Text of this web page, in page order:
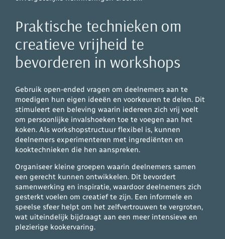
Praktische technieken om
creatieve vrijheid te
bevorderen in workshops
Gebruik open-ended vragen om deelnemers aan te
moedigen hun eigen ideeën en voorkeuren te delen. Dit
stimuleert een beleving waarin iedereen zich vrij voelt
om persoonlijke invalshoeken toe te voegen aan het
koken. Als workshopstructuur flexibel is, kunnen
deelnemers experimenteren met ingrediënten en
kooktechnieken die hen aanspreken.
Organiseer kleine groepen waarin deelnemers samen
een gerecht kunnen ontwikkelen. Dit bevordert
samenwerking en inspiratie, waardoor deelnemers zich
gesterkt voelen om creatief te zijn. Een informele en
speelse sfeer helpt om het zelfvertrouwen te vergroten,
wat uiteindelijk bijdraagt aan een meer intensieve en
plezierige kookervaring.